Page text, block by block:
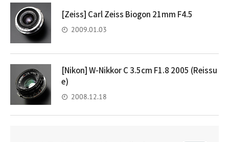
[Zeiss] Carl Zeiss Biogon 21mm F4.5
2009.01.03
[Nikon] W-Nikkor C 3.5cm F1.8 2005 (Reissu
e)
2008.12.18